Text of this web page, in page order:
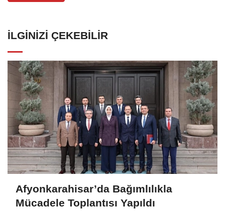
İLGINIZI ÇEKEBILIR
Afyonkarahisar’da Bağımlılıkla
Mücadele Toplantısı Yapıldı